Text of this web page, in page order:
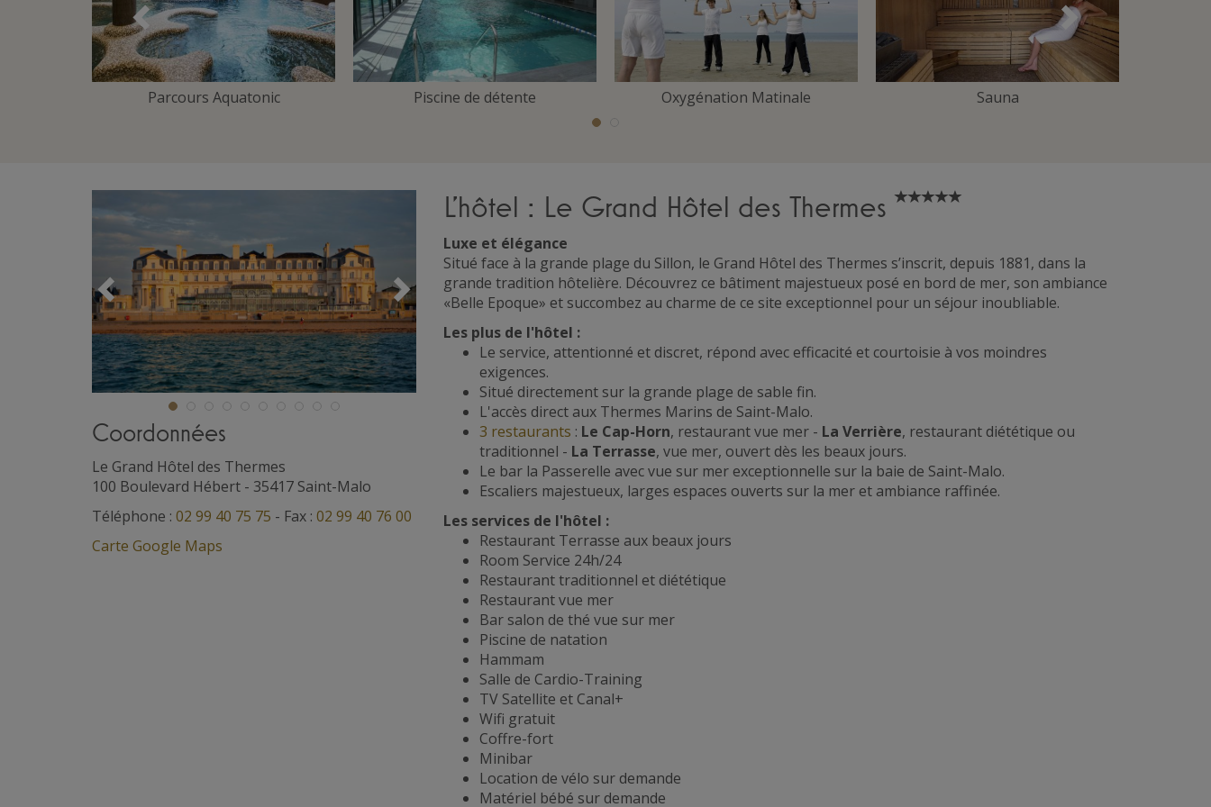
Parcours Aquatonic Piscine de détente Oxygénation Matinale Sauna
Précédent Suivant
Précédent Suivant
Coordonnées
Le Grand Hôtel des Thermes
100 Boulevard Hébert - 35417 Saint-Malo
Téléphone : 02 99 40 75 75 - Fax : 02 99 40 76 00
Carte Google Maps
L'hôtel : Le Grand Hôtel des Thermes
Luxe et élégance
Situé face à la grande plage du Sillon, le Grand Hôtel des Thermes s’inscrit, depuis 1881, dans la
grande tradition hôtelière. Découvrez ce bâtiment majestueux posé en bord de mer, son ambiance
«Belle Epoque» et succombez au charme de ce site exceptionnel pour un séjour inoubliable.
Les plus de l'hôtel :
Le service, attentionné et discret, répond avec efficacité et courtoisie à vos moindres
exigences.
Situé directement sur la grande plage de sable fin.
L'accès direct aux Thermes Marins de Saint-Malo.
3 restaurants : Le Cap-Horn, restaurant vue mer - La Verrière, restaurant diététique ou
traditionnel - La Terrasse, vue mer, ouvert dès les beaux jours.
Le bar la Passerelle avec vue sur mer exceptionnelle sur la baie de Saint-Malo.
Escaliers majestueux, larges espaces ouverts sur la mer et ambiance raffinée.
Les services de l'hôtel :
Restaurant Terrasse aux beaux jours
Room Service 24h/24
Restaurant traditionnel et diététique
Restaurant vue mer
Bar salon de thé vue sur mer
Piscine de natation
Hammam
Salle de Cardio-Training
TV Satellite et Canal+
Wifi gratuit
Coffre-fort
Minibar
Location de vélo sur demande
Matériel bébé sur demande